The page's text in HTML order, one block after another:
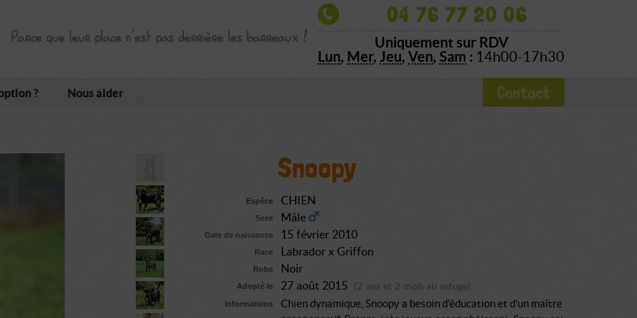
Parce que leur place n’est pas derrière les barreaux !
04 76 77 20 06
Uniquement sur RDV
Lun, Mer, Jeu, Ven, Sam : 14h00-17h30
? Nous aider Contact
Snoopy
Espèce CHIEN
Sexe Mâle
Date de naissance 15 février 2010
Race Labrador x Griffon
Robe Noir
Adopté le 27 août 2015 (2 ans et 2 mois au refuge)
Informations
Chien dynamique, Snoopy a besoin d'éducation et d'un maître